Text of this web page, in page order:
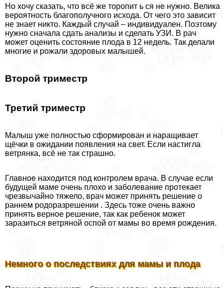
Но хочу сказать, что всё же торопит ь ся не нужно. Велика
вероятность благополучного исхода. От чего это зависит
не знает никто. Каждый случай – индивидуален. Поэтому
нужно сначала сдать анализы и сделать УЗИ. В рач
может оценить состояние плода в 12 недель. Так делали
многие и рожали здоровых малышей.
Второй триместр
Третий триместр
Малыш уже полностью сформирован и наращивает
щёчки в ожидании появления на свет. Если настигла
ветрянка, всё не так страшно.
Главное находится под контролем врача. В случае если
будущей маме очень плохо и заболевание протекает
чрезвычайно тяжело, врач может принять решение о
раннем родоразрешении . Здесь тоже очень важно
принять верное решение, так как ребенок может
заразиться ветряной оспой от мамы во время рождения.
Немного о последствиях для мамы и плода